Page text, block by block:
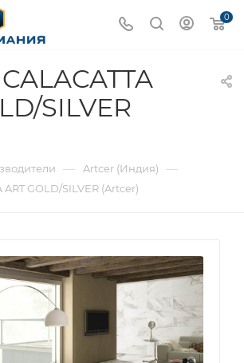
0
SILVER
— Artcer (Индия) —
ART GOLD/SILVER (Artcer)